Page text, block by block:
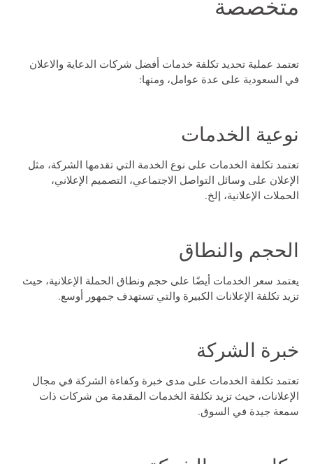
تعتمد عملية تحديد تكلفة خدمات أفضل شركات الدعاية والاعلان
في السعودية على عدة عوامل، ومنها:
نوعية الخدمات
تعتمد تكلفة الخدمات على نوع الخدمة التي تقدمها الشركة، مثل
الإعلان على وسائل التواصل الاجتماعي، التصميم الإعلاني،
الحملات الإعلانية، إلخ.
الحجم والنطاق
يعتمد سعر الخدمات أيضًا على حجم ونطاق الحملة الإعلانية، حيث
تزيد تكلفة الإعلانات الكبيرة والتي تستهدف جمهور أوسع.
خبرة الشركة
تعتمد تكلفة الخدمات على مدى خبرة وكفاءة الشركة في مجال
الإعلانات، حيث تزيد تكلفة الخدمات المقدمة من شركات ذات
سمعة جيدة في السوق.